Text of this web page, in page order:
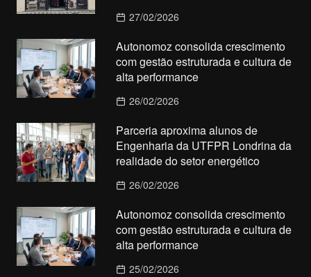
27/02/2026
Autonomoz consolida crescimento
com gestão estruturada e cultura de
alta performance
26/02/2026
Parceria aproxima alunos de
Engenharia da UTFPR Londrina da
realidade do setor energético
26/02/2026
Autonomoz consolida crescimento
com gestão estruturada e cultura de
alta performance
25/02/2026